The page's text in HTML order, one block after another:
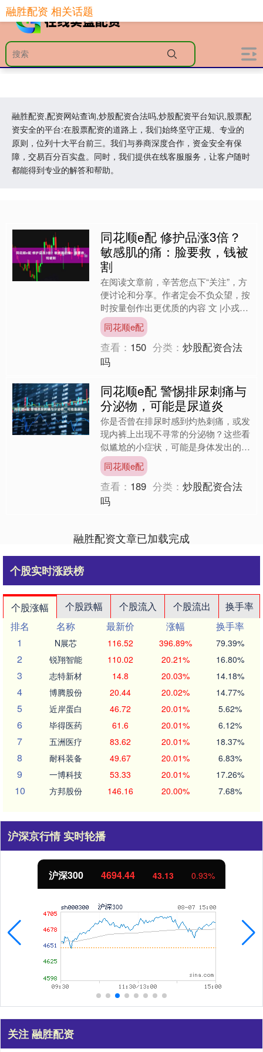
融胜配资,配资网站查询,炒股配资合法吗,炒股配资平台知识,股票配
资安全的平台:在股票配资的道路上，我们始终坚守正规、专业的
原则，位列十大平台前三。我们与券商深度合作，资金安全有保
障，交易百分百实盘。同时，我们提供在线客服服务，让客户随时
都能得到专业的解答和帮助。
融胜配资 相关话题
同花顺e配 修护品涨3倍？
敏感肌的痛：脸要救，钱被
割
在阅读文章前，辛苦您点下“关注”，方
便讨论和分享。作者定会不负众望，按
时按量创作出更优质的内容 文 |小戎
在阅读文章前，辛苦您点下“关注”，方
便讨论和分享。作....
同花顺e配
查看： 150 分类：炒股配资合法
吗
同花顺e配 警惕排尿刺痛与
分泌物，可能是尿道炎
你是否曾在排尿时感到灼热刺痛，或发
现内裤上出现不寻常的分泌物？这些看
似尴尬的小症状，可能是身体发出的重
要健康警报。 今天，我们就来聊聊一
个常见却不容忽视的问题—....
同花顺e配
查看： 189 分类：炒股配资合法
吗
融胜配资文章已加载完成
个股实时涨跌榜
个股涨幅 个股跌幅 个股流入 个股流出
换手率
排名
名称 最新价 涨幅
换手率
1
N展芯 116.52 396.89% 79.39%
2 锐翔智能 110.02 20.21% 16.80%
3 志特新材 14.8 20.03% 14.18%
4 博腾股份 20.44 20.02% 14.77%
5 近岸蛋白 46.72 20.01% 5.62%
6 毕得医药 61.6 20.01% 6.12%
7 五洲医疗 83.62 20.01% 18.37%
8 耐科装备 49.67 20.01% 6.83%
9 一博科技 53.33 20.01% 17.26%
10 方邦股份 146.16 20.00% 7.68%
沪深京行情 实时轮播
北证50 1134.24 11.37 1.01%
关注 融胜配资